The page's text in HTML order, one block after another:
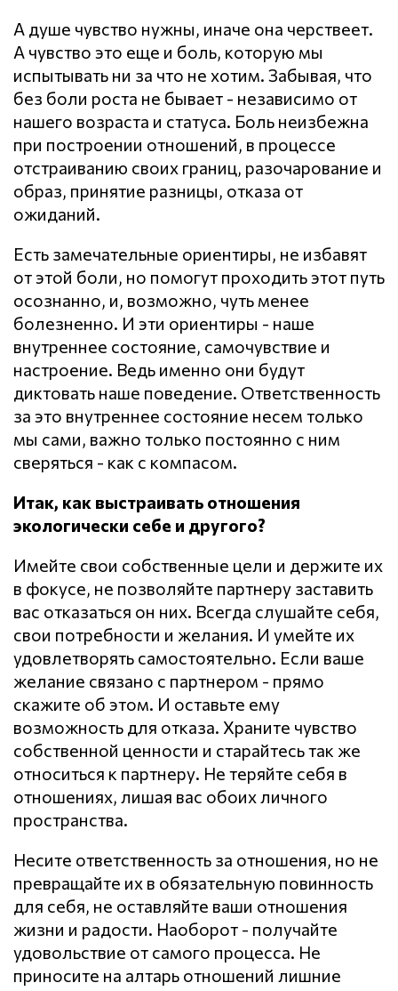
А душе чувство нужны, иначе она черствеет.
А чувство это еще и боль, которую мы
испытывать ни за что не хотим. Забывая, что
без боли роста не бывает - независимо от
нашего возраста и статуса. Боль неизбежна
при построении отношений, в процессе
отстраиванию своих границ, разочарование и
образ, принятие разницы, отказа от
ожиданий.
Есть замечательные ориентиры, не избавят
от этой боли, но помогут проходить этот путь
осознанно, и, возможно, чуть менее
болезненно. И эти ориентиры - наше
внутреннее состояние, самочувствие и
настроение. Ведь именно они будут
диктовать наше поведение. Ответственность
за это внутреннее состояние несем только
мы сами, важно только постоянно с ним
сверяться - как с компасом.
Итак, как выстраивать отношения
экологически себе и другого?
Имейте свои собственные цели и держите их
в фокусе, не позволяйте партнеру заставить
вас отказаться он них. Всегда слушайте себя,
свои потребности и желания. И умейте их
удовлетворять самостоятельно. Если ваше
желание связано с партнером - прямо
скажите об этом. И оставьте ему
возможность для отказа. Храните чувство
собственной ценности и старайтесь так же
относиться к партнеру. Не теряйте себя в
отношениях, лишая вас обоих личного
пространства.
Несите ответственность за отношения, но не
превращайте их в обязательную повинность
для себя, не оставляйте ваши отношения
жизни и радости. Наоборот - получайте
удовольствие от самого процесса. Не
приносите на алтарь отношений лишние